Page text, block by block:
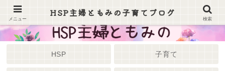
HSP 子育て
メニュー
HSP主婦ともみの子育てブログ
検索